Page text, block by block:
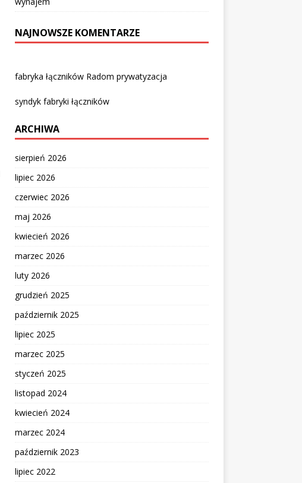
NAJNOWSZE KOMENTARZE
fabryka łączników Radom prywatyzacja
syndyk fabryki łączników
ARCHIWA
sierpień 2026
lipiec 2026
czerwiec 2026
maj 2026
kwiecień 2026
marzec 2026
luty 2026
grudzień 2025
październik 2025
lipiec 2025
marzec 2025
styczeń 2025
listopad 2024
kwiecień 2024
marzec 2024
październik 2023
lipiec 2022